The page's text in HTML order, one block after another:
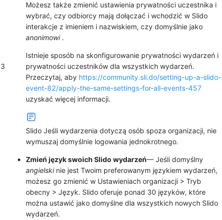
3
Możesz także zmienić ustawienia prywatności uczestnika i
wybrać, czy odbiorcy mają dołączać i wchodzić w Slido
interakcje z imieniem i nazwiskiem, czy domyślnie jako
anonimowi.
Istnieje sposób na skonfigurowanie prywatności wydarzeń i
prywatności uczestników dla wszystkich wydarzeń.
Przeczytaj, aby https://community.sli.do/setting-up-a-slido-
event-82/apply-the-same-settings-for-all-events-457
uzyskać więcej informacji.
Slido Jeśli wydarzenia dotyczą osób spoza organizacji, nie
wymuszaj domyślnie logowania jednokrotnego.
Zmień język swoich Slido wydarzeń— Jeśli domyślny
angielskinie jest Twoim preferowanym językiem wydarzeń,
możesz go zmienić w Ustawieniach organizacji > Tryb
obecny > Język. Slido oferuje ponad 30 języków, które
można ustawić jako domyślne dla wszystkich nowych Slido
wydarzeń.